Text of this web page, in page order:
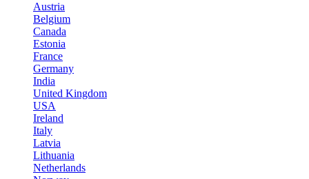
Austria
Belgium
Canada
Estonia
France
Germany
India
United Kingdom
USA
Ireland
Italy
Latvia
Lithuania
Netherlands